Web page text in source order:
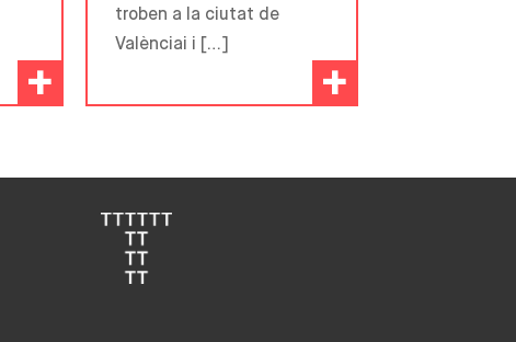
+
troben a la ciutat de
Valènciai i […]
+